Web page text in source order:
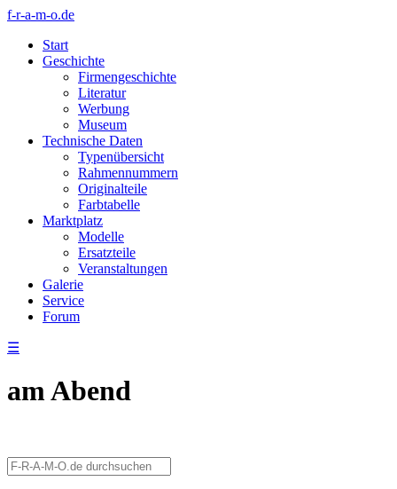
f-r-a-m-o.de
Start
Geschichte
Firmengeschichte
Literatur
Werbung
Museum
Technische Daten
Typenübersicht
Rahmennummern
Originalteile
Farbtabelle
Marktplatz
Modelle
Ersatzteile
Veranstaltungen
Galerie
Service
Forum
☰
am Abend